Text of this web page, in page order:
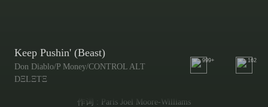
Keep Pushin' (Beast)
Don Diablo/P Money/CONTROL ALT
DΞLΞTΞ
999+ 162
作词 : Paris Joel Moore-Williams